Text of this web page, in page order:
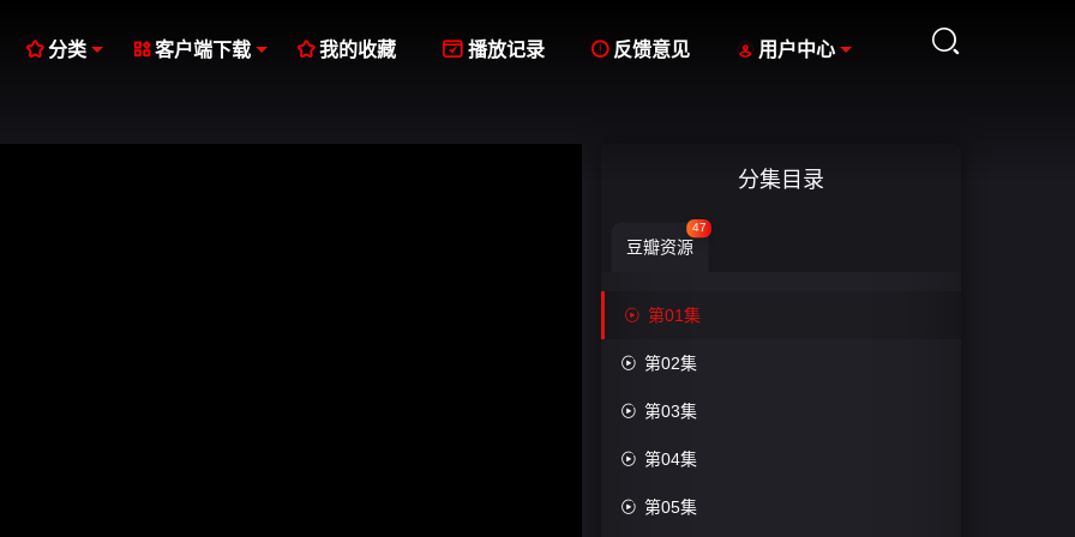

分类 客户端下载 我的收藏  播放记录  反馈意见  用户中心
分集目录
豆瓣资源
47
 第01集
 第02集
 第03集
 第04集
 第05集